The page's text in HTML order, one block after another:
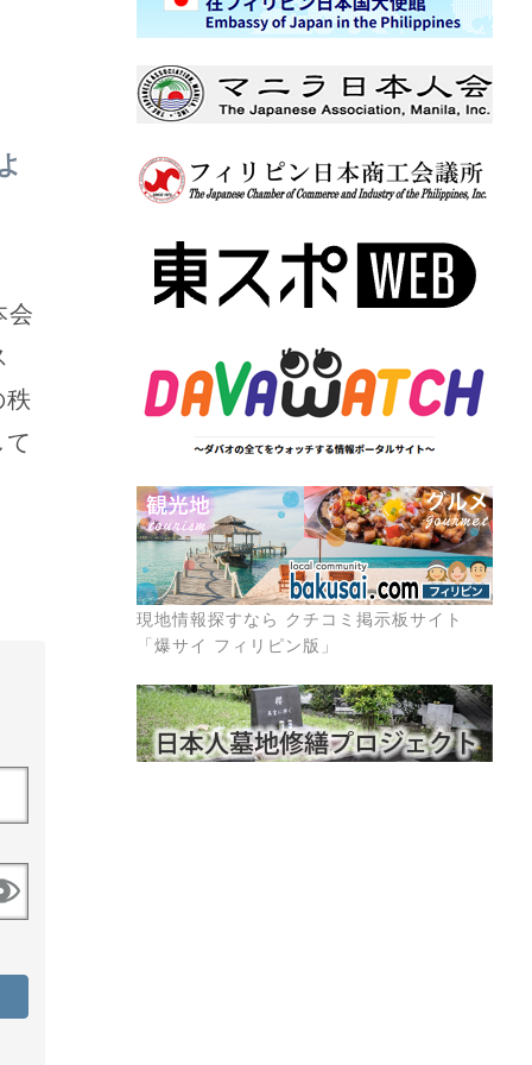
現地情報探すなら クチコミ掲示板サイト
「爆サイ フィリピン版」